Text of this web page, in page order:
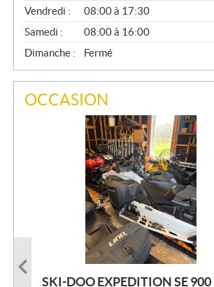
Vendredi :
08:00 à 17:30
Samedi :
08:00 à 16:00
Dimanche :
Fermé
OCCASION
SKI-DOO EXPEDITION SE 900
ARMADA ECOLO 147 2022
PRINCECRAFT SUPER PRO 166